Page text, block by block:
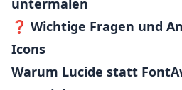
untermalen
❓ Wichtige Fragen und
Icons
Warum Lucide statt